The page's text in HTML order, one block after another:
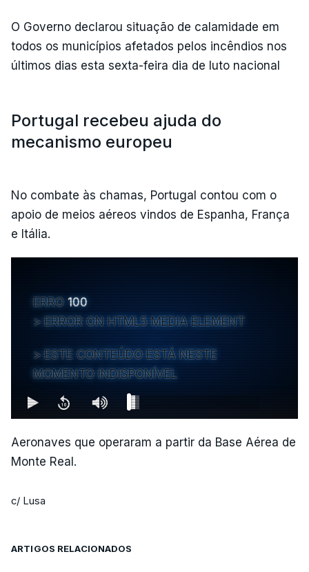
O Governo declarou situação de calamidade em
todos os municípios afetados pelos incêndios nos
últimos dias esta sexta-feira dia de luto nacional
Portugal recebeu ajuda do
mecanismo europeu
No combate às chamas, Portugal contou com o
apoio de meios aéreos vindos de Espanha, França
e Itália.
ERRO 100
ERROR ON HTML5 MEDIA ELEMENT
ESTE CONTEÚDO ESTÁ NESTE
MOMENTO INDISPONÍVEL
Aeronaves que operaram a partir da Base Aérea de
Monte Real.
c/ Lusa
ARTIGOS RELACIONADOS